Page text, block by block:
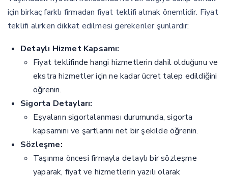
için birkaç farklı firmadan fiyat teklifi almak önemlidir. Fiyat
teklifi alırken dikkat edilmesi gerekenler şunlardır:
Detaylı Hizmet Kapsamı:
Fiyat teklifinde hangi hizmetlerin dahil olduğunu ve
ekstra hizmetler için ne kadar ücret talep edildiğini
öğrenin.
Sigorta Detayları:
Eşyaların sigortalanması durumunda, sigorta
kapsamını ve şartlarını net bir şekilde öğrenin.
Sözleşme:
Taşınma öncesi firmayla detaylı bir sözleşme
yaparak, fiyat ve hizmetlerin yazılı olarak